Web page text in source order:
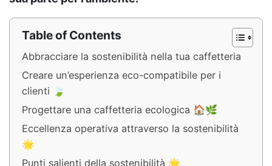
Table of Contents
Abbracciare la sostenibilità nella tua caffetteria
Creare un’esperienza eco-compatibile per i
clienti 🍃
Progettare una caffetteria ecologica 🏠🌿
Eccellenza operativa attraverso la sostenibilità
🌟
Punti salienti della sostenibilità 🌟